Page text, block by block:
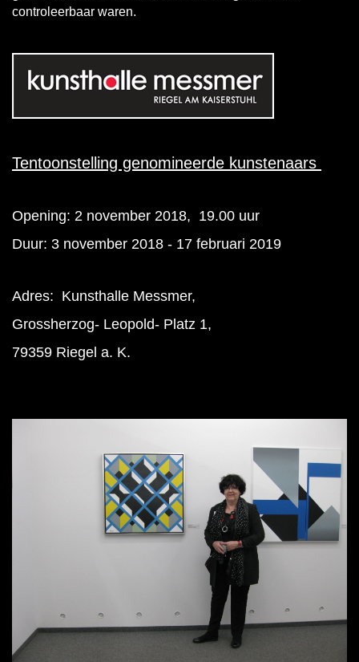
controleerbaar waren.
Tentoonstelling genomineerde kunstenaars
Opening: 2 november 2018, 19.00 uur
Duur: 3 november 2018 - 17 februari 2019
Adres: Kunsthalle Messmer,
Grossherzog- Leopold- Platz 1,
79359 Riegel a. K.